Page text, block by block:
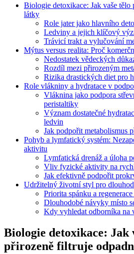
Biologie detoxikace: Jak vaše
látky
Role jater jako hlavního
Ledviny a jejich klíčový
Trávicí trakt a vylučování
Mýtus versus realita: Proč
Nedostatek vědeckých
Rozdíl mezi přirozeným
Rizika drastických diet pro
Role vlákniny a hydratace v
Vláknina jako podpora
peristaltiky
Význam dostatečné
ledvin
Jak podpořit metabolismus
Pohyb a lymfatický systém:
aktivitu
Lymfatická drenáž a úloha
Vliv fyzické aktivity na
Jak efektivně podpořit
Udržitelný životní styl pro
Priorita spánku a
Dlouhodobé návyky místo
Kdy vyhledat odborníka na
Biologie detoxikace: Jak
přirozeně filtruje